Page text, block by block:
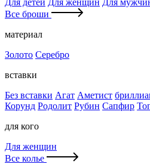
Для детей Для женщин Для
Все броши
материал
Золото Серебро
вставки
Без вставки Агат Аметист
Корунд Родолит Рубин Сапфир
для кого
Для женщин
Все колье